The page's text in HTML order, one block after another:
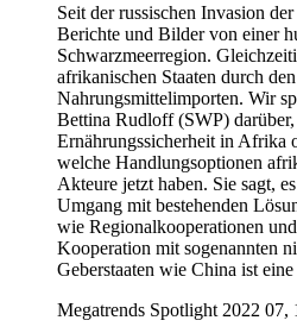
Seit der russischen Invasion
Berichte und Bilder von einer
Schwarzmeerregion.
afrikanischen Staaten durch
Nahrungsmittelimporten. Wir
Bettina Rudloff (SWP)
Ernährungssicherheit in Afrika
welche Handlungsoptionen
Akteure jetzt haben. Sie sagt,
Umgang mit bestehenden
wie Regionalkooperationen
Kooperation mit sogenannten
Geberstaaten wie China ist
Megatrends Spotlight 2022 07,